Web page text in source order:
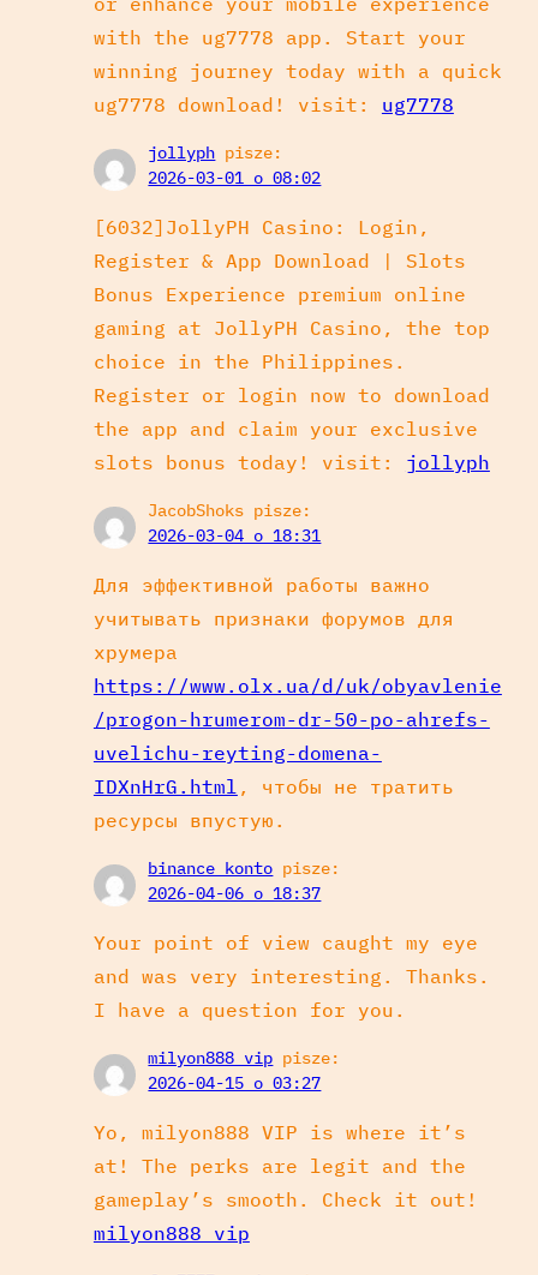
with the ug7778 app. Start your
winning journey today with a quick
ug7778 download! visit: ug7778
jollyph pisze:
2026-03-01 o 08:02
[6032]JollyPH Casino: Login,
Register & App Download | Slots
Bonus Experience premium online
gaming at JollyPH Casino, the top
choice in the Philippines.
Register or login now to download
the app and claim your exclusive
slots bonus today! visit: jollyph
JacobShoks pisze:
2026-03-04 o 18:31
Для эффективной работы важно
учитывать признаки форумов для
хрумера
https://www.olx.ua/d/uk/obyavlenie
/progon-hrumerom-dr-50-po-ahrefs-
uvelichu-reyting-domena-
IDXnHrG.html , чтобы не тратить
ресурсы впустую.
binance konto pisze:
2026-04-06 o 18:37
Your point of view caught my eye
and was very interesting. Thanks.
I have a question for you.
milyon888 vip pisze:
2026-04-15 o 03:27
Yo, milyon888 VIP is where it’s
at! The perks are legit and the
gameplay’s smooth. Check it out!
milyon888 vip